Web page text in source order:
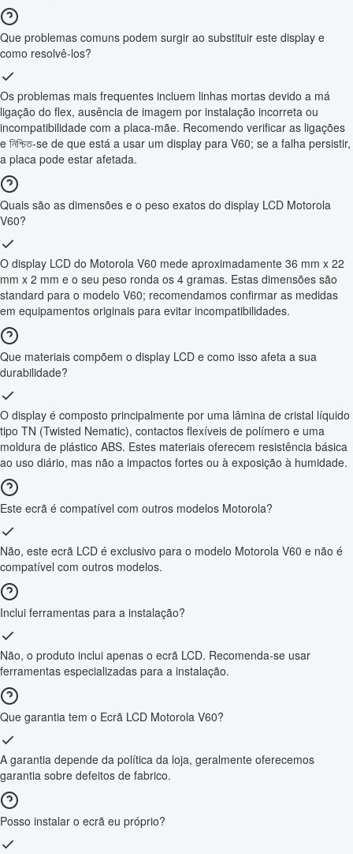
Que problemas comuns podem surgir ao substituir este display e
como resolvê-los?
Os problemas mais frequentes incluem linhas mortas devido a má
ligação do flex, ausência de imagem por instalação incorreta ou
incompatibilidade com a placa-mãe. Recomendo verificar as ligações
e নিশ্চিত-se de que está a usar um display para V60; se a falha persistir,
a placa pode estar afetada.
Quais são as dimensões e o peso exatos do display LCD Motorola
V60?
O display LCD do Motorola V60 mede aproximadamente 36 mm x 22
mm x 2 mm e o seu peso ronda os 4 gramas. Estas dimensões são
standard para o modelo V60; recomendamos confirmar as medidas
em equipamentos originais para evitar incompatibilidades.
Que materiais compõem o display LCD e como isso afeta a sua
durabilidade?
O display é composto principalmente por uma lâmina de cristal líquido
tipo TN (Twisted Nematic), contactos flexíveis de polímero e uma
moldura de plástico ABS. Estes materiais oferecem resistência básica
ao uso diário, mas não a impactos fortes ou à exposição à humidade.
Este ecrã é compatível com outros modelos Motorola?
Não, este ecrã LCD é exclusivo para o modelo Motorola V60 e não é
compatível com outros modelos.
Inclui ferramentas para a instalação?
Não, o produto inclui apenas o ecrã LCD. Recomenda-se usar
ferramentas especializadas para a instalação.
Que garantia tem o Ecrã LCD Motorola V60?
A garantia depende da política da loja, geralmente oferecemos
garantia sobre defeitos de fabrico.
Posso instalar o ecrã eu próprio?